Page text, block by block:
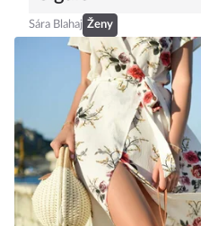
Sára Blahaj Ženy